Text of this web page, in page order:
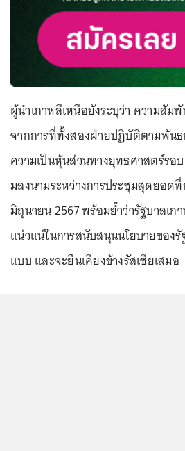
ผู้นำเกาหลีเหนือยังระบุว่า ความสัม
จากการที่ทั้งสองฝ่ายปฏิบัติตามพั
ความเป็นหุ้นส่วนทางยุทธศาสตร์รอ
มลงนามระหว่างการประชุมสุดยอดที่
มิถุนายน 2567 พร้อมย้ำว่ารัฐบาลเก
แน่วแน่ในการสนับสนุนนโยบายของรั
แบบ และจะยืนเคียงข้างรัสเซียเสมอ